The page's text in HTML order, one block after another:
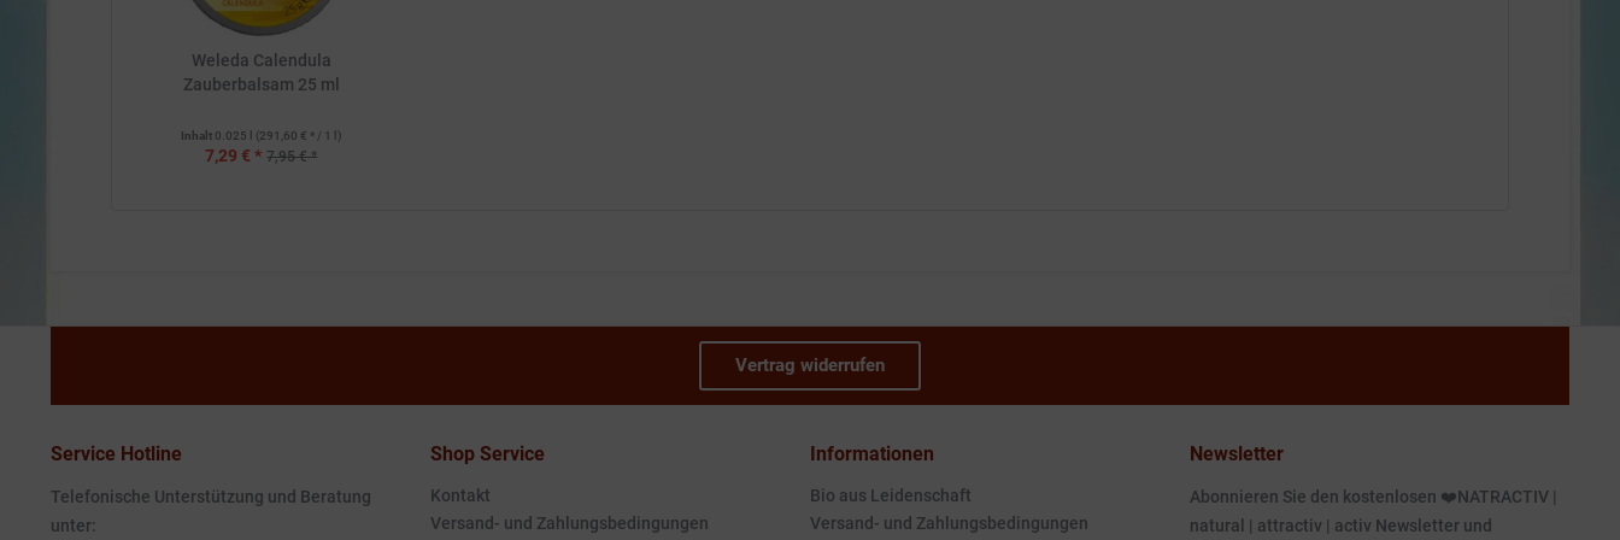
Weleda Calendula
Zauberbalsam 25 ml
Inhalt 0.025 l (291,60 € * / 1 l)
7,29 € * 7,95 € *
Vertrag widerrufen
Service Hotline
Telefonische Unterstützung und Beratung
unter:
Shop Service
Kontakt
Versand- und Zahlungsbedingungen
Informationen
Bio aus Leidenschaft
Versand- und Zahlungsbedingungen
Newsletter
Abonnieren Sie den kostenlosen ❤️NATRACTIV |
natural | attractiv | activ Newsletter und